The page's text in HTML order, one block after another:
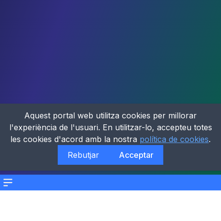
Menu
Aquest portal web utilitza cookies per millorar
l'experiència de l'usuari. En utilitzar-lo, accepteu totes
les cookies d'acord amb la nostra política de cookies.
Rebutjar
Acceptar